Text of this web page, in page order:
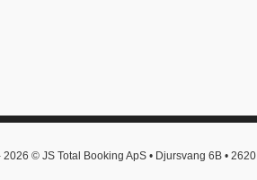
2026 © JS Total Booking ApS • Djursvang 6B •